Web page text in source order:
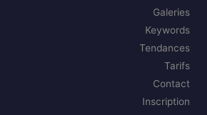
Galeries
Keywords
Tendances
Tarifs
Contact
Inscription